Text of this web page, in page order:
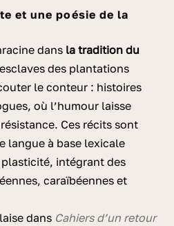
dans la tradition du
des plantations
le conteur : histoires
où l’humour laisse
Ces récits sont
langue à base lexicale
intégrant des
caraïbéennes et
dans Cahiers d’un retour